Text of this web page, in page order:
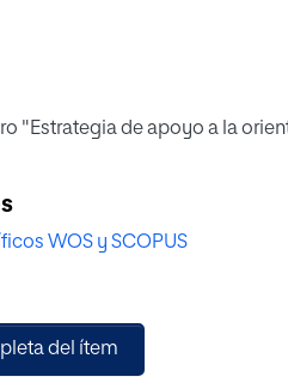
"Estrategia de apoyo a la
WOS y SCOPUS
del ítem